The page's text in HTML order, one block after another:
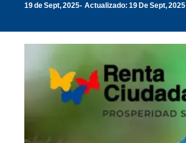
19 de Sept, 2025 Actualizado: 19 De Sept, 2025